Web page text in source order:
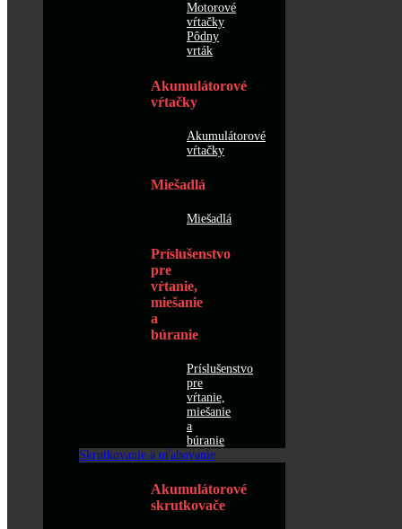
Motorové
vŕtačky
Pôdny
vrták
Akumulátorové
vŕtačky
Akumulátorové
vŕtačky
Miešadlá
Miešadlá
Príslušenstvo
pre
vŕtanie,
miešanie
a
búranie
Príslušenstvo
pre
vŕtanie,
miešanie
a
búranie
Skrutkovanie a uťahovanie
Akumulátorové
skrutkovače